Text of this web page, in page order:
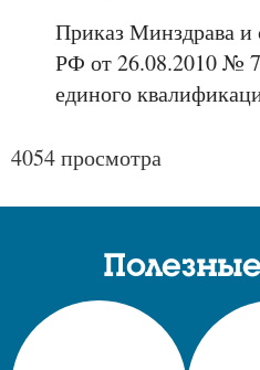
Приказ Минздрава и
РФ от 26.08.2010 №
единого
4054 просмотра